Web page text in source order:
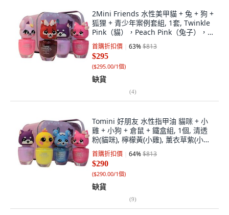
2Mini Friends 水性美甲貓 + 兔 + 狗 +
狐狸 + 青少年案例套組, 1套, Twinkle
Pink（貓），Peach Pink（兔子），
Lavender（小狗），Twinkled（狐
狸）
首購折扣價 63%$813
$295
($295.00/1個)
缺貨
(4)
Tomini 好朋友 水性指甲油 貓咪 + 小
雞 + 小狗 + 倉鼠 + 鐵盒組, 1個, 清透
粉(貓咪), 檸檬黃(小雞), 薰衣草紫(小
狗), 閃亮藍(倉鼠)
首購折扣價 64%$813
$290
($290.00/1個)
缺貨
(9)